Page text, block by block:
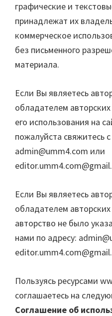
графические и
принадлежат их
коммерческое
без письменного
материала.
Если Вы являетесь
обладателем
его использования на
пожалуйста свяжитесь
admin@umm4.com или
Если Вы являетесь
обладателем
авторство не было
нами по адресу:
Пользуясь ресурсами
соглашаетесь на
Соглашение об